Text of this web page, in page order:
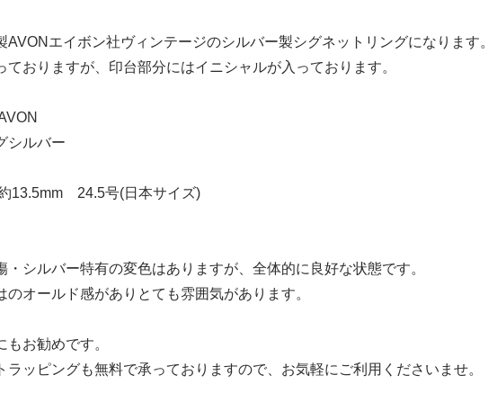
AVONエイボン社ヴィンテージのシルバー製シグネットリングになります。
ておりますが、印台部分にはイニシャルが入っております。
シルバー
13.5mm 24.5号(日本サイズ)
・シルバー特有の変色はありますが、全体的に良好な状態です。
のオールド感がありとても雰囲気があります。
お勧めです。
ラッピングも無料で承っておりますので、お気軽にご利用くださいませ。